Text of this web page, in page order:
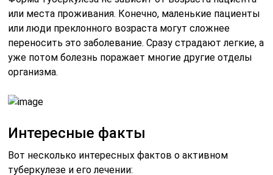
или места проживания. Конечно, маленькие пациенты
или люди преклонного возраста могут сложнее
переносить это заболевание. Сразу страдают легкие, а
уже потом болезнь поражает многие другие отделы
организма.
Интересные факты
Вот несколько интересных фактов о активном
туберкулезе и его лечении: